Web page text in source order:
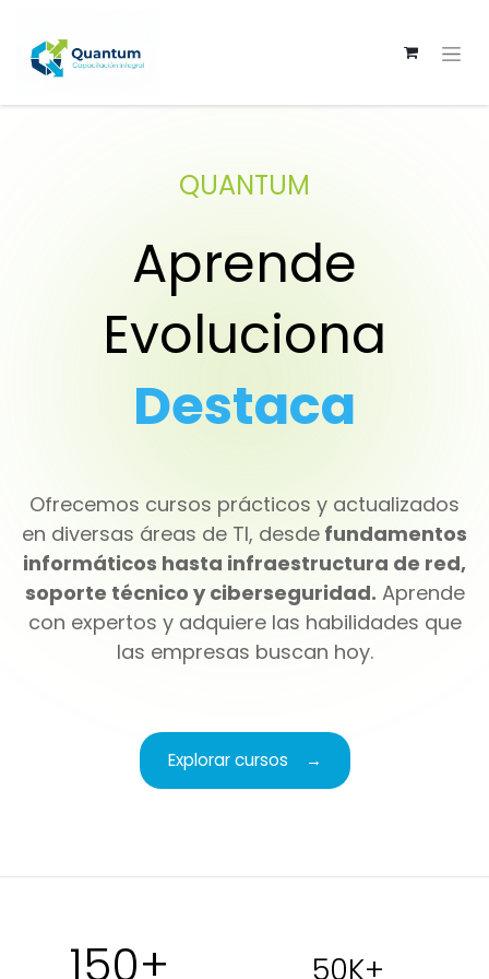
QUANTUM
Aprende
Evoluciona
Destaca
Ofrecemos cursos prácticos y actualizados
en diversas áreas de TI, desde fundamentos
informáticos hasta infraestructura de red,
soporte técnico y ciberseguridad. Aprende
con expertos y adquiere las habilidades que
las empresas buscan hoy.
Explorar cursos →
150+ 50K+